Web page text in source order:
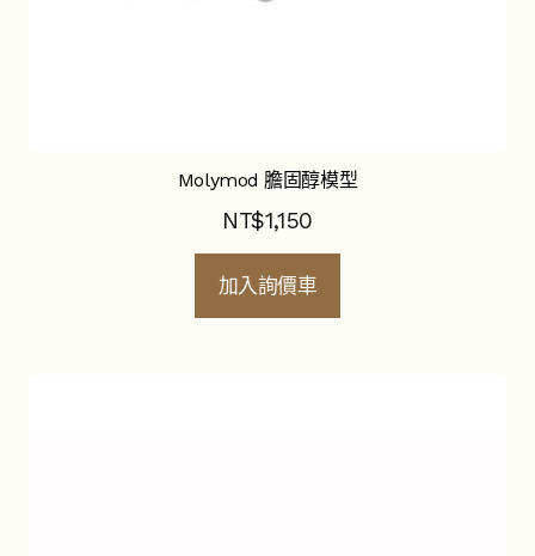
Molymod 膽固醇模型
NT$1,150
加入詢價車